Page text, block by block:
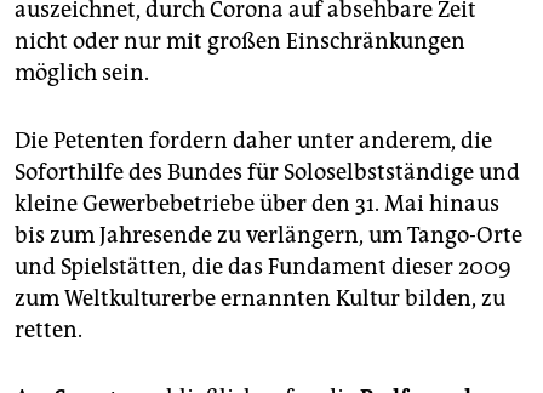
auszeichnet, durch Corona auf absehbare Zeit
nicht oder nur mit großen Einschränkungen
möglich sein.
Die Petenten fordern daher unter anderem, die
Soforthilfe des Bundes für Soloselbstständige und
kleine Gewerbebetriebe über den 31. Mai hinaus
bis zum Jahresende zu verlängern, um Tango-Orte
und Spielstätten, die das Fundament dieser 2009
zum Weltkulturerbe ernannten Kultur bilden, zu
retten.